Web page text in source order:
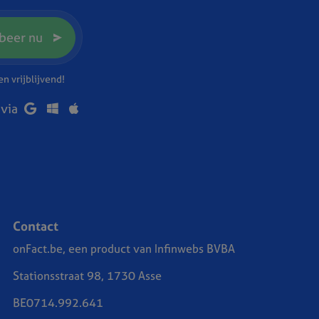
nu
vrijblijvend!
Contact
onFact.be, een product van Infinwebs BVBA
Stationsstraat 98, 1730 Asse
BE0714.992.641